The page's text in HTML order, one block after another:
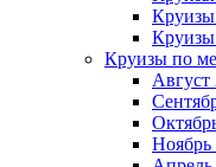
Круизы по
Август
Ноябрь